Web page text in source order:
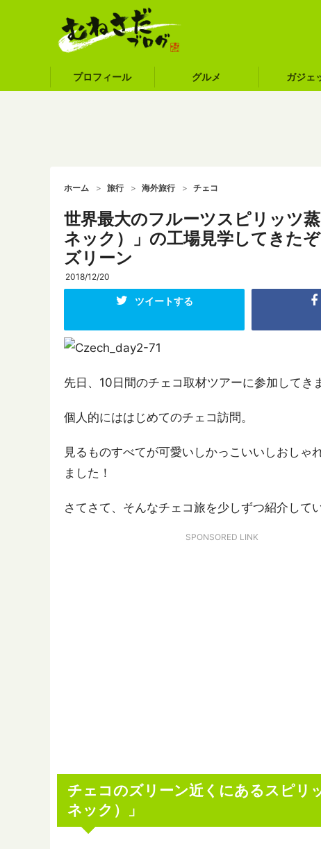
プロフィール グルメ ガジェ
ホーム 旅行 海外旅行 チェコ
世界最大のフルーツスピリッツ
ネック）」の工場見学してきた
ズリーン
2018/12/20
ツイートする
先日、10日間のチェコ取材ツアーに参加してき
個人的にははじめてのチェコ訪問。
見るものすべてが可愛いしかっこいいしおしゃ
ました！
さてさて、そんなチェコ旅を少しずつ紹介して
SPONSORED LINK
チェコのズリーン近くにあるスピリ
ネック）」